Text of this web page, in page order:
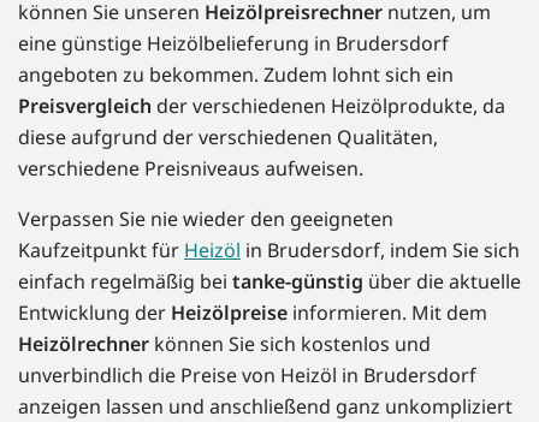
können Sie unseren Heizölpreisrechner nutzen, um
eine günstige Heizölbelieferung in Brudersdorf
angeboten zu bekommen. Zudem lohnt sich ein
Preisvergleich der verschiedenen Heizölprodukte, da
diese aufgrund der verschiedenen Qualitäten,
verschiedene Preisniveaus aufweisen.
Verpassen Sie nie wieder den geeigneten
Kaufzeitpunkt für Heizöl in Brudersdorf, indem Sie sich
einfach regelmäßig bei tanke-günstig über die aktuelle
Entwicklung der Heizölpreise informieren. Mit dem
Heizölrechner können Sie sich kostenlos und
unverbindlich die Preise von Heizöl in Brudersdorf
anzeigen lassen und anschließend ganz unkompliziert